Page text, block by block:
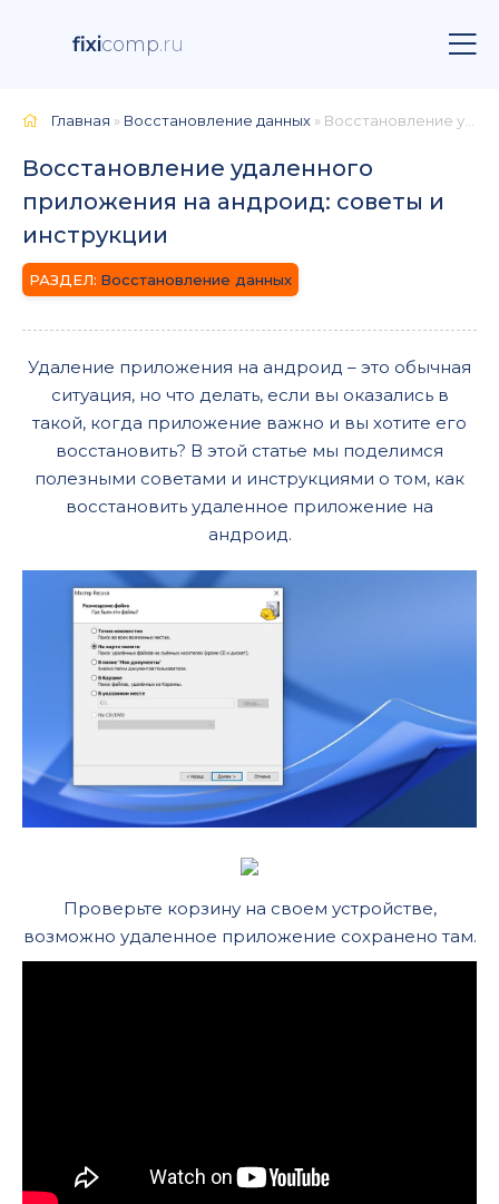
fixicomp.ru
Главная » Восстановление данных » Восстановление удаленного приложения на андроид: советы и инструкции
Восстановление удаленного
приложения на андроид: советы и
инструкции
Восстановление данных
Удаление приложения на андроид – это обычная
ситуация, но что делать, если вы оказались в
такой, когда приложение важно и вы хотите его
восстановить? В этой статье мы поделимся
полезными советами и инструкциями о том, как
восстановить удаленное приложение на
андроид.
Проверьте корзину на своем устройстве,
возможно удаленное приложение сохранено там.